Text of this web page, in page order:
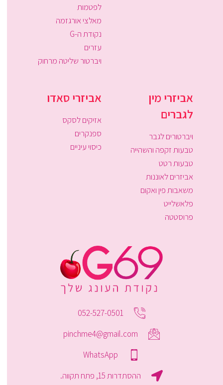
לפטמות
מאלצי אורגזמה
נקודת ה-G
עזרים
ויברטור שליטה מרחוק
אביזרי מין
לגברים
ויברטורים לגבר
טבעות זקפה והשהייה
טבעות רטט
אביזרים לאוננות
משאבות פין ואקום
פלאשלייט
פרוסטטה
אביזרי סאדו
אזיקים לסקס
ספנקרים
כיסוי עיניים
052-527-0501
pinchme4@gmail.com
WhatsApp
ההסתדרות 15, פתח תקווה.